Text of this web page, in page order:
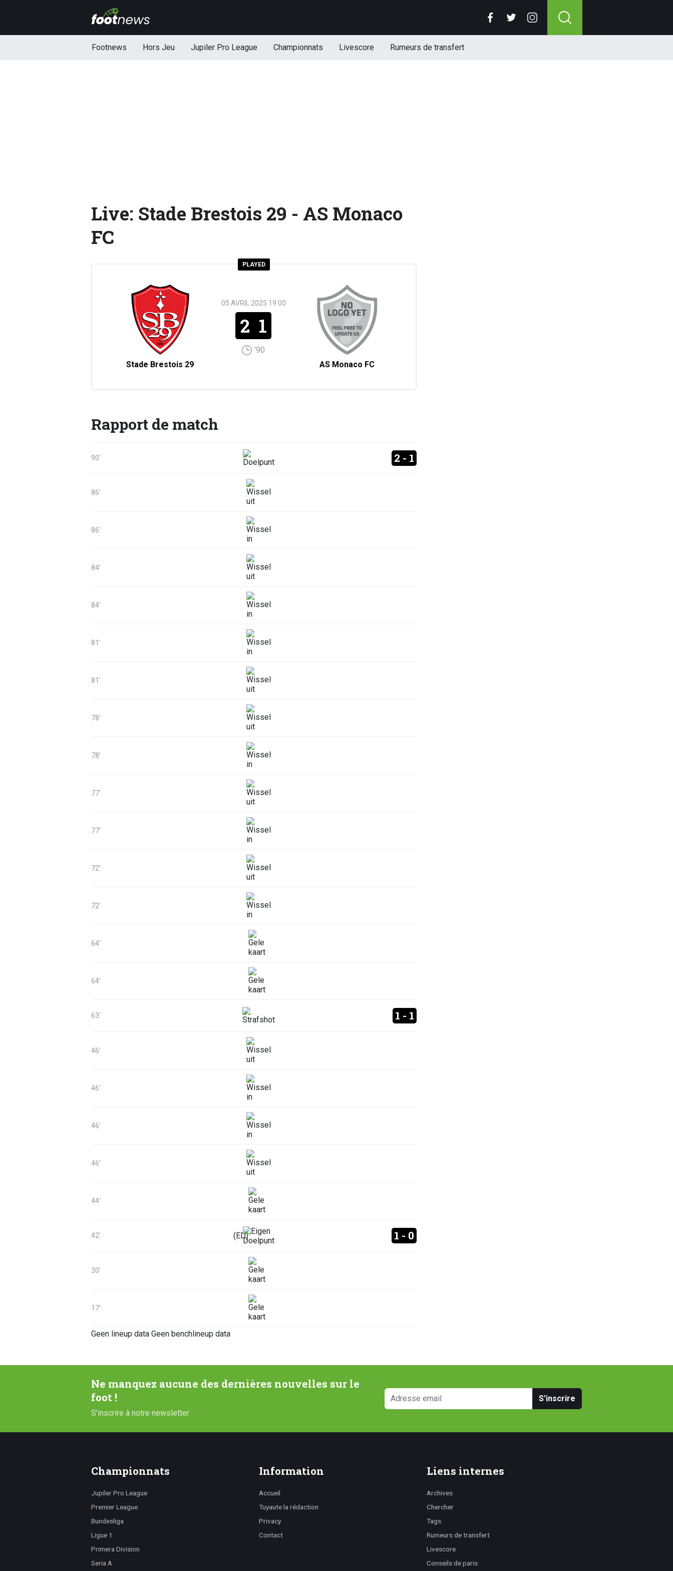
Footnews Hors Jeu Jupiler Pro League Championnats Livescore Rumeurs de transfert
Live: Stade Brestois 29 - AS Monaco
FC
PLAYED
Stade Brestois 29
05 AVRIL 2025 19:00
2 1
'90
AS Monaco FC
Rapport de match
90' 2 - 1
86'
86'
84'
84'
81'
81'
78'
78'
77'
77'
72'
72'
64'
64'
63' 1 - 1
46'
46'
46'
46'
44'
42' (ED) 1 - 0
30'
17'
Geen lineup data Geen benchlineup data
Ne manquez aucune des dernières nouvelles sur le
foot !
S'inscrire à notre newsletter
S'inscrire
Championnats
Jupiler Pro League
Premier League
Bundesliga
Ligue 1
Primera Division
Seria A
Information
Accueil
Tuyaute la rédaction
Privacy
Contact
Liens internes
Archives
Chercher
Tags
Rumeurs de transfert
Livescore
Conseils de paris